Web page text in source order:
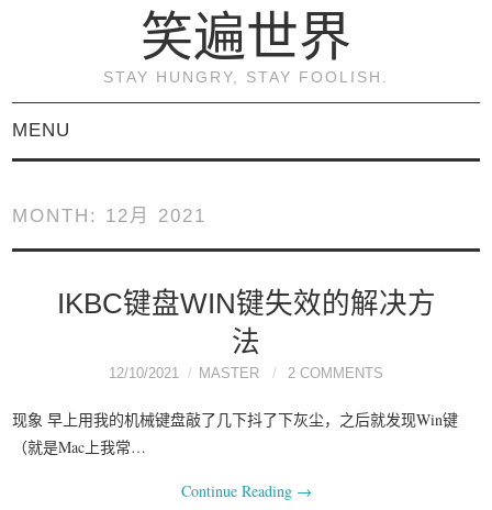
笑遍世界
STAY HUNGRY, STAY FOOLISH.
MENU
（连载）
《KVM虚拟化技术：实
战与原理解析》
MONTH: 12月 2021
IKBC键盘WIN键失效的解决方
法
12/10/2021 MASTER 2 COMMENTS
现象 早上用我的机械键盘敲了几下抖了下灰尘，之后就发现Win键
（就是Mac上我常…
Continue Reading →